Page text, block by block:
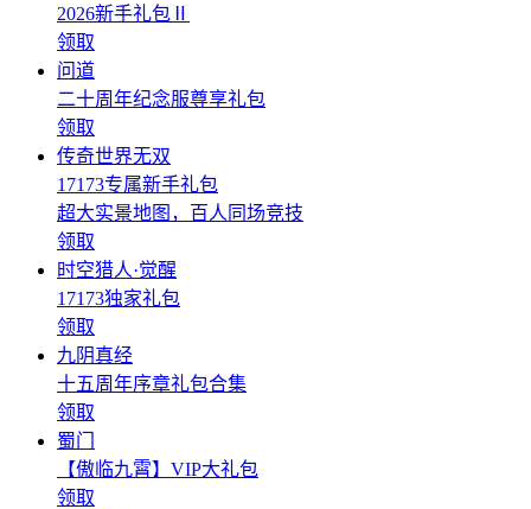
2026新手礼包Ⅱ
领取
问道
二十周年纪念服尊享礼包
领取
传奇世界无双
17173专属新手礼包
超大实景地图，百人同场竞技
领取
时空猎人·觉醒
17173独家礼包
领取
九阴真经
十五周年序章礼包合集
领取
蜀门
【傲临九霄】VIP大礼包
领取